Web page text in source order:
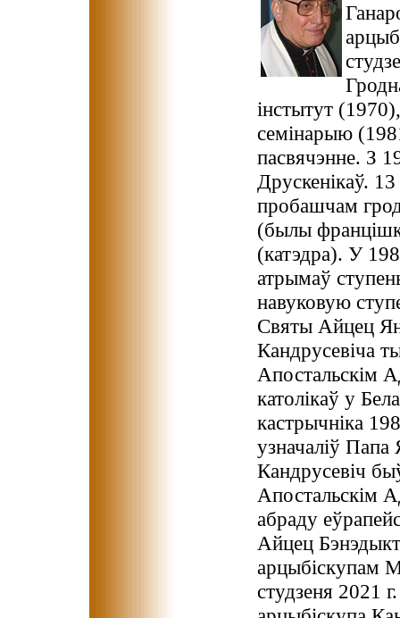
інстытут
семінарыю
пасвячэнне. З
Друскенікаў.
пробашчам
(былы
(катэдра). У
атрымаў
навуковую
Святы Айцец
Кандрусевіча
Апостальскім
католікаў у
кастрычніка
узначаліў Папа
Кандрусевіч
Апостальскім
абраду
Айцец
арцыбіскупам
студзеня 2021